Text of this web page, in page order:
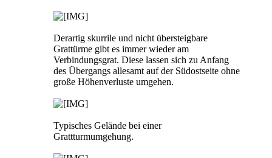
Derartig skurrile und nicht übersteigbare
Grattürme gibt es immer wieder am
Verbindungsgrat. Diese lassen sich zu Anfang
des Übergangs allesamt auf der Südostseite ohne
große Höhenverluste umgehen.
Typisches Gelände bei einer
Grattturmumgehung.